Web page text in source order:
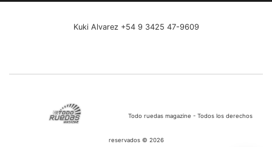
Kuki Alvarez +54 9 3425 47-9609
Todo ruedas magazine - Todos los derechos
reservados © 2026